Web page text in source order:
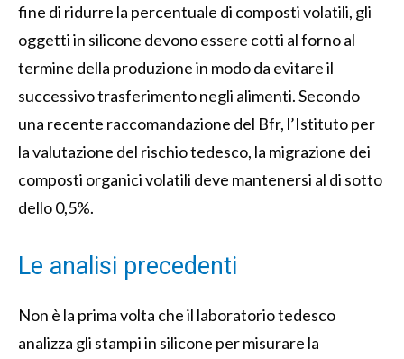
fine di ridurre la percentuale di composti volatili, gli
oggetti in silicone devono essere cotti al forno al
termine della produzione in modo da evitare il
successivo trasferimento negli alimenti. Secondo
una recente raccomandazione del Bfr, l’Istituto per
la valutazione del rischio tedesco, la migrazione dei
composti organici volatili deve mantenersi al di sotto
dello 0,5%.
Le analisi precedenti
Non è la prima volta che il laboratorio tedesco
analizza gli stampi in silicone per misurare la